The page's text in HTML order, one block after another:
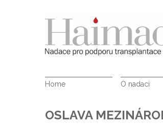
Home O nadaci
OSLAVA